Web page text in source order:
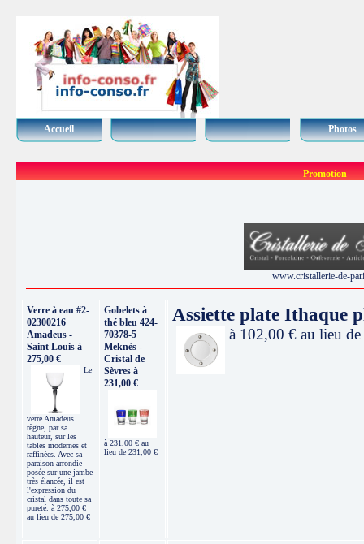
Accueil Photos
Promotion
www.cristallerie-de-
Verre à eau #2-
02300216
Amadeus -
Saint Louis à
275,00 €
Le
verre Amadeus
règne, par sa
hauteur, sur les
tables modernes et
raffinées. Avec sa
paraison arrondie
posée sur une jambe
très élancée, il est
l'expression du
cristal dans toute sa
pureté. à 275,00 €
au lieu de 275,00 €
Gobelets à
thé bleu 424-
70378-5
Meknès -
Cristal de
Sèvres à
231,00 €
à 231,00 € au
lieu de 231,00 €
Assiette plate Ithaque
à 102,00 € au lieu